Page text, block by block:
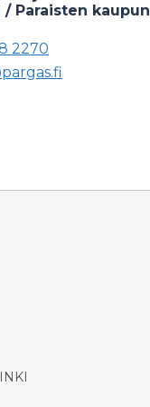
/ Paraisten
2270